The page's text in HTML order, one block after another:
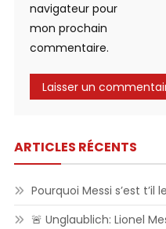
navigateur pour
mon prochain
commentaire.
ARTICLES RÉCENTS
Pourquoi Messi s’est t’il
🚨 Unglaublich: Lionel